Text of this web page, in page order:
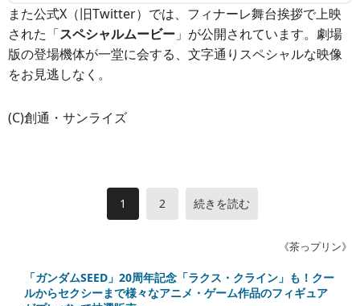
また公式X（旧Twitter）では、フィナーレ舞台挨拶で上映
された「スペシャルムービー 」が公開されています。劇場
版の登場機体が一堂に会する、文字通りスペシャルな映像
をお見逃しなく。
(C)創通・サンライズ
1 2 続きを読む
《茶っプリン》
「ガンダムSEED」20周年記念「ラクス・クライン」も！クー
ルからセクシーまで様々なアニメ・ゲーム作品のフィギュア